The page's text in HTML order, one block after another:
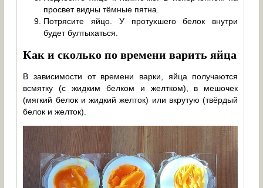
просвет видны тёмные пятна.
Потрясите яйцо. У протухшего белок внутри
будет бултыхаться.
Как и сколько по времени варить яйца
В зависимости от времени варки, яйца получаются
всмятку (с жидким белком и желтком), в мешочек
(мягкий белок и жидкий желток) или вкрутую (твёрдый
белок и желток).